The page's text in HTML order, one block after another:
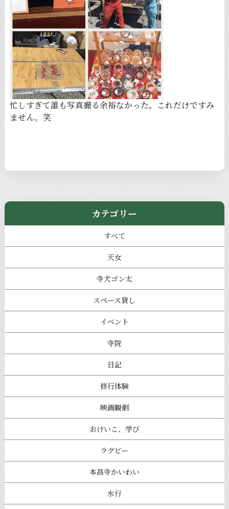
忙しすぎて誰も写真撮る余裕なかった。これだけですみ
ません。笑
カテゴリー
すべて
天女
寺犬ゴン太
スペース貸し
イベント
寺院
日記
修行体験
映画観劇
おけいこ、学び
ラグビー
本昌寺かいわい
水行